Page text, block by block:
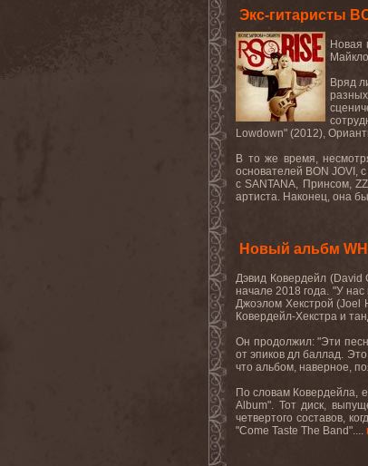
Экс-гитаристы
Новая
Вряд
Lowdown" (2012),
В то же время,
основателей BON JOVI ,
сSANTANA, Принсом,ZZ
артиста. Наконец, она
Новый альбм
Дэвид Ковердейл(David
начале 2018 года. "У нас
Джоэлом Хекстрой (Joel
Ковердейл-Хекстра и
Он продолжил: "Эти
от эпиков дл баллад. Это
что альбом, наверное,
По словам Ковердейла,
Album". Тот диск,
четвертого составов,
"Come Taste The Band"....